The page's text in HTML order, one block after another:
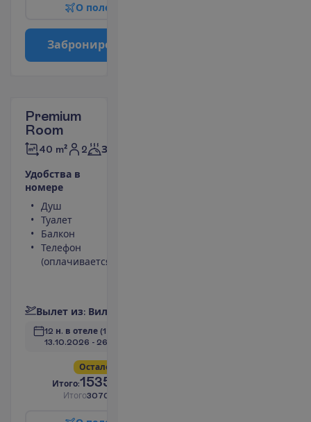
О поле
Заброниро
Premium
Room
40 m² 2 Завтраки
Удобства в
номере
Душ
Туалет
Балкон
Телефон
(оплачивается)
Вылет из: Вил
12 н. в отеле (14 н. всего)
13.10.2026 - 26.10.2026
Остало
Итого:1535.00
Итого3070.00